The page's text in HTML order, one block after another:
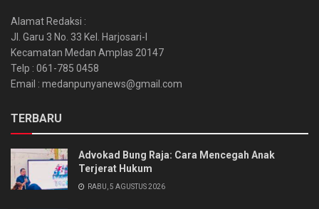
Alamat Redaksi :
Jl. Garu 3 No. 33 Kel. Harjosari-I
Kecamatan Medan Amplas 20147
Telp : 061-785 0458
Email : medanpunyanews@gmail.com
TERBARU
Advokad Bung Raja: Cara Mencegah Anak
Terjerat Hukum
RABU, 5 AGUSTUS 2026